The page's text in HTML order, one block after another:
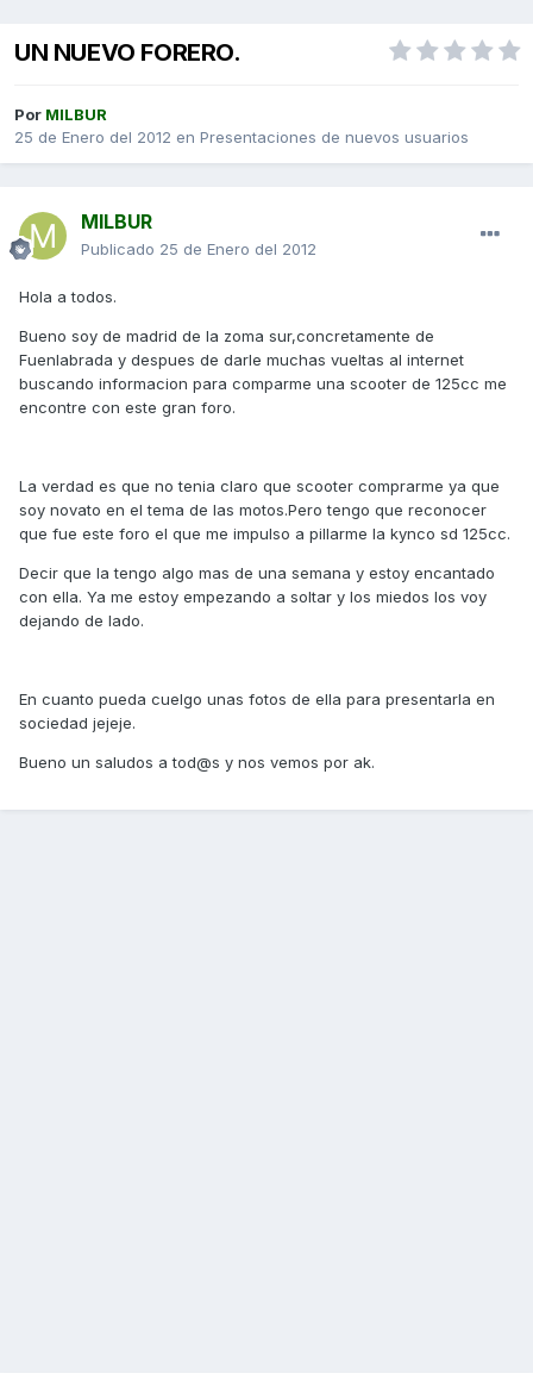
UN NUEVO FORERO.
Por MILBUR
25 de Enero del 2012 en Presentaciones de nuevos usuarios
MILBUR
Publicado 25 de Enero del 2012
Hola a todos.
Bueno soy de madrid de la zoma sur,concretamente de
Fuenlabrada y despues de darle muchas vueltas al internet
buscando informacion para comparme una scooter de 125cc me
encontre con este gran foro.
La verdad es que no tenia claro que scooter comprarme ya que
soy novato en el tema de las motos.Pero tengo que reconocer
que fue este foro el que me impulso a pillarme la kynco sd 125cc.
Decir que la tengo algo mas de una semana y estoy encantado
con ella. Ya me estoy empezando a soltar y los miedos los voy
dejando de lado.
En cuanto pueda cuelgo unas fotos de ella para presentarla en
sociedad jejeje.
Bueno un saludos a tod@s y nos vemos por ak.